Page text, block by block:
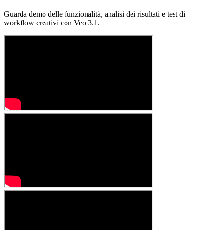
Guarda demo delle funzionalità, analisi dei risultati e test di
workflow creativi con Veo 3.1.